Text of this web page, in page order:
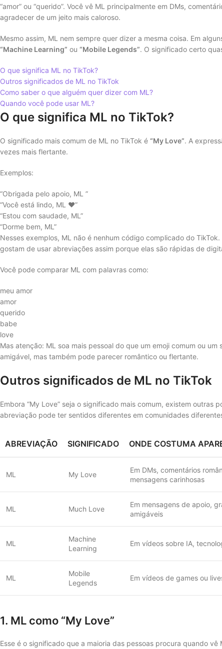
“amor” ou “querido”. Você vê ML principalmente em DMs,
agradecer de um jeito mais caloroso.
Mesmo assim, ML nem sempre quer dizer a mesma coisa. Em
“Machine Learning” ou “Mobile Legends”. O significado certo
O que significa ML no TikTok?
Outros significados de ML no TikTok
Como saber o que alguém quer dizer com ML?
Quando você pode usar ML?
O que significa ML no TikTok?
O significado mais comum de ML no TikTok é “My Love”. A
vezes mais flertante.
Exemplos:
“Obrigada pelo apoio, ML ”
“Você está lindo, ML ❤️”
“Estou com saudade, ML”
“Dorme bem, ML”
Nesses exemplos, ML não é nenhum código complicado do
gostam de usar abreviações assim porque elas são rápidas de
Você pode comparar ML com palavras como:
meu amor
amor
querido
babe
love
Mas atenção: ML soa mais pessoal do que um emoji comum ou
amigável, mas também pode parecer romântico ou flertante.
Outros significados de ML no TikTok
Embora “My Love” seja o significado mais comum, existem outras
abreviação pode ter sentidos diferentes em comunidades
ABREVIAÇÃO SIGNIFICADO ONDE COSTUMA
ML My Love
Em DMs, comentários
mensagens carinhosas
ML Much Love
Em mensagens de apoio,
amigáveis
ML
Machine
Learning
Em vídeos sobre IA,
ML
Mobile
Legends
Em vídeos de games ou
1. ML como “My Love”
Esse é o significado que a maioria das pessoas procura quando